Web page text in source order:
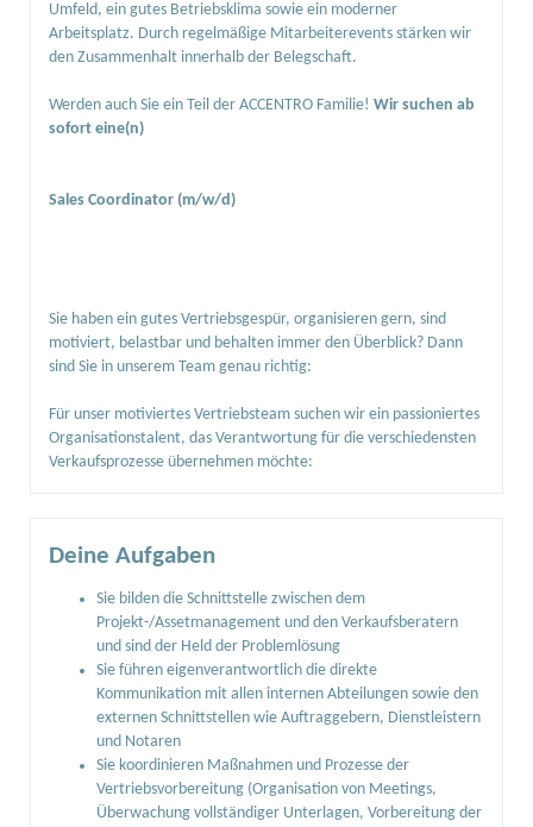
Umfeld, ein gutes Betriebsklima sowie ein moderner
Arbeitsplatz. Durch regelmäßige Mitarbeiterevents stärken wir
den Zusammenhalt innerhalb der Belegschaft.
Werden auch Sie ein Teil der ACCENTRO Familie! Wir suchen ab
sofort eine(n)
Sales Coordinator (m/w/d)
Sie haben ein gutes Vertriebsgespür, organisieren gern, sind
motiviert, belastbar und behalten immer den Überblick? Dann
sind Sie in unserem Team genau richtig:
Für unser motiviertes Vertriebsteam suchen wir ein passioniertes
Organisationstalent, das Verantwortung für die verschiedensten
Verkaufsprozesse übernehmen möchte:
Deine Aufgaben
Sie bilden die Schnittstelle zwischen dem
Projekt-/Assetmanagement und den Verkaufsberatern
und sind der Held der Problemlösung
Sie führen eigenverantwortlich die direkte
Kommunikation mit allen internen Abteilungen sowie den
externen Schnittstellen wie Auftraggebern, Dienstleistern
und Notaren
Sie koordinieren Maßnahmen und Prozesse der
Vertriebsvorbereitung (Organisation von Meetings,
Überwachung vollständiger Unterlagen, Vorbereitung der